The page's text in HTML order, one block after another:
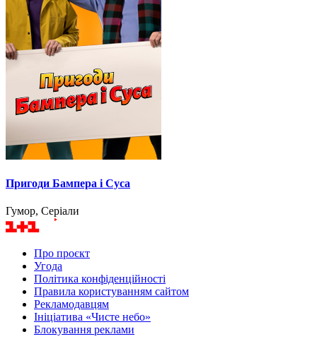
Пригоди Бампера і Суса
Гумор, Серіали
Про проєкт
Угода
Політика конфіденційності
Правила користуванням сайтом
Рекламодавцям
Ініціатива «Чисте небо»
Блокування реклами